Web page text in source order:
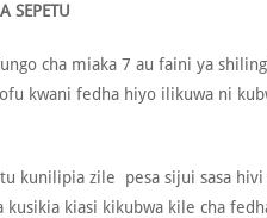
SEPETU
cha miaka 7 au faini ya
kwani fedha hiyo ilikuwa ni
kunilipia zile pesa sijui sasa
kusikia kiasi kikubwa kile cha